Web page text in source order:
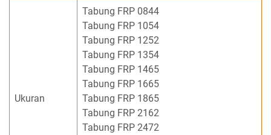
Ukuran
Tabung FRP 0844
Tabung FRP 1054
Tabung FRP 1252
Tabung FRP 1354
Tabung FRP 1465
Tabung FRP 1665
Tabung FRP 1865
Tabung FRP 2162
Tabung FRP 2472